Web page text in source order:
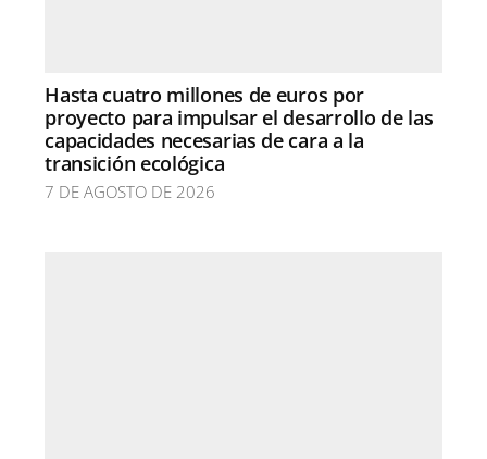
Hasta cuatro millones de euros por
proyecto para impulsar el desarrollo de las
capacidades necesarias de cara a la
transición ecológica
7 DE AGOSTO DE 2026